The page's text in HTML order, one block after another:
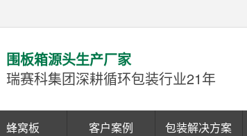
围板箱源头生产厂家
瑞赛科集团深耕循环包装行业21年
蜂窝板 客户案例 包装解决方案